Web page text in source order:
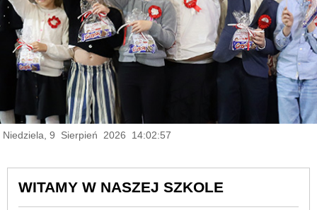
Niedziela, 9 Sierpień 2026 14:02:58
WITAMY W NASZEJ SZKOLE